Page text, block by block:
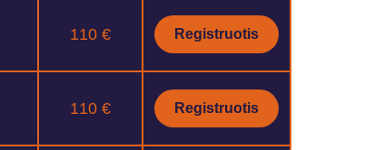
110 € Registruotis
110 € Registruotis